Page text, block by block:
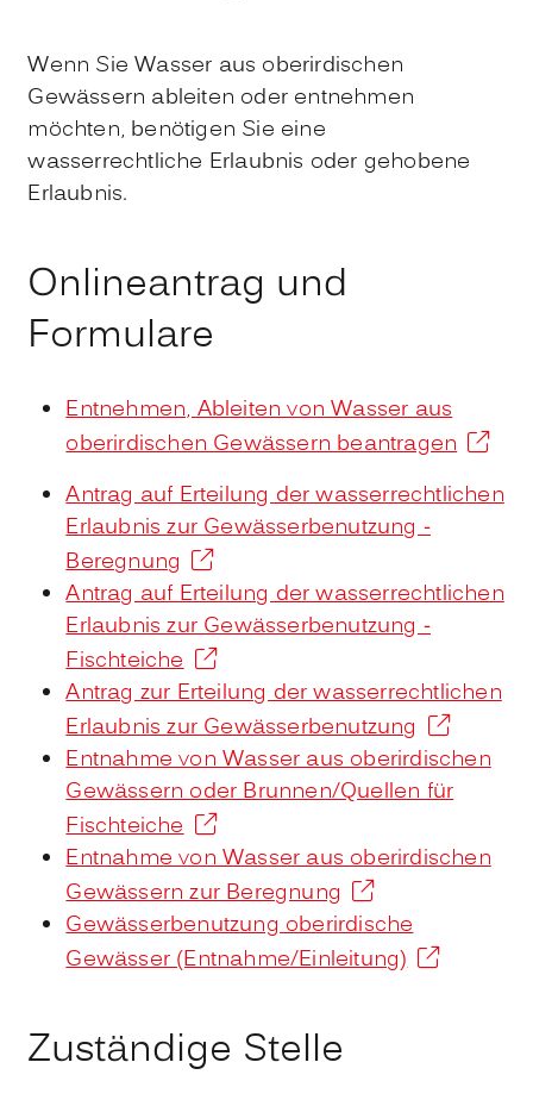
Wenn Sie Wasser aus oberirdischen
Gewässern ableiten oder entnehmen
möchten, benötigen Sie eine
wasserrechtliche Erlaubnis oder gehobene
Erlaubnis.
Onlineantrag und
Formulare
Entnehmen, Ableiten von Wasser aus
oberirdischen Gewässern beantragen
Antrag auf Erteilung der wasserrechtlichen
Erlaubnis zur Gewässerbenutzung -
Beregnung
Antrag auf Erteilung der wasserrechtlichen
Erlaubnis zur Gewässerbenutzung -
Fischteiche
Antrag zur Erteilung der wasserrechtlichen
Erlaubnis zur Gewässerbenutzung
Entnahme von Wasser aus oberirdischen
Gewässern oder Brunnen/Quellen für
Fischteiche
Entnahme von Wasser aus oberirdischen
Gewässern zur Beregnung
Gewässerbenutzung oberirdische
Gewässer (Entnahme/Einleitung)
Zuständige Stelle